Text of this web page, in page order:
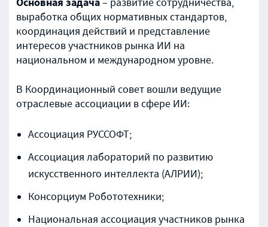
выработка общих нормативных стандартов,
координация действий и представление
интересов участников рынка ИИ на
национальном и международном уровне.
В Координационный совет вошли ведущие
отраслевые ассоциации в сфере ИИ:
Ассоциация РУССОФТ;
Ассоциация лабораторий по развитию
искусственного интеллекта (АЛРИИ);
Консорциум Робототехники;
Национальная ассоциация участников рынка